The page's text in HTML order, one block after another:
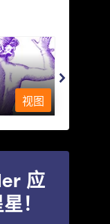
女
视图
应
！